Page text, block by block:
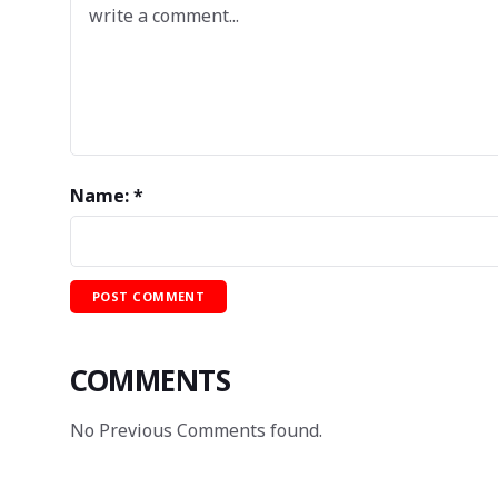
Name: *
COMMENTS
No Previous Comments found.